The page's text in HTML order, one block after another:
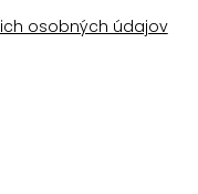
osobných údajov